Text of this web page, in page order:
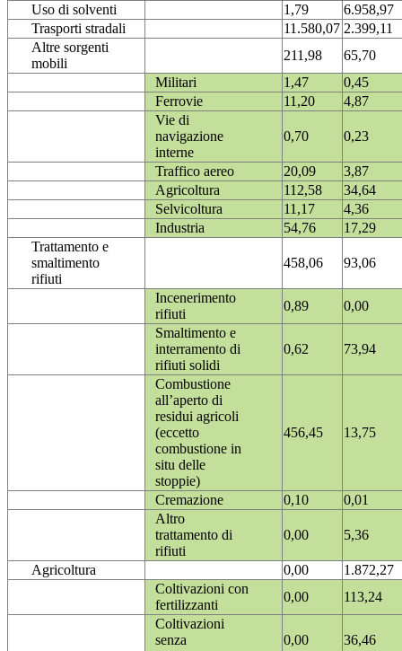
Uso di solventi 1,79
6.958,97
Trasporti stradali
11.580,07 2.399,11
Altre sorgenti
mobili
211,98
65,70
Militari
1,47
0,45
Ferrovie
11,20
4,87
Vie di
navigazione
interne
0,70 0,23
Traffico aereo 20,09
3,87
Agricoltura
112,58
34,64
Selvicoltura
11,17
4,36
Industria
54,76
17,29
Trattamento e
smaltimento
rifiuti
458,06 93,06
Incenerimento
rifiuti
0,89
0,00
Smaltimento e
interramento di
rifiuti solidi
0,62 73,94
Combustione
all’aperto di
residui agricoli
(eccetto
combustione in
situ delle
stoppie)
456,45 13,75
Cremazione 0,10
0,01
Altro
trattamento di
rifiuti
0,00 5,36
Agricoltura 0,00
1.872,27
Coltivazioni con
fertilizzanti
0,00
113,24
Coltivazioni
senza
0,00 36,46